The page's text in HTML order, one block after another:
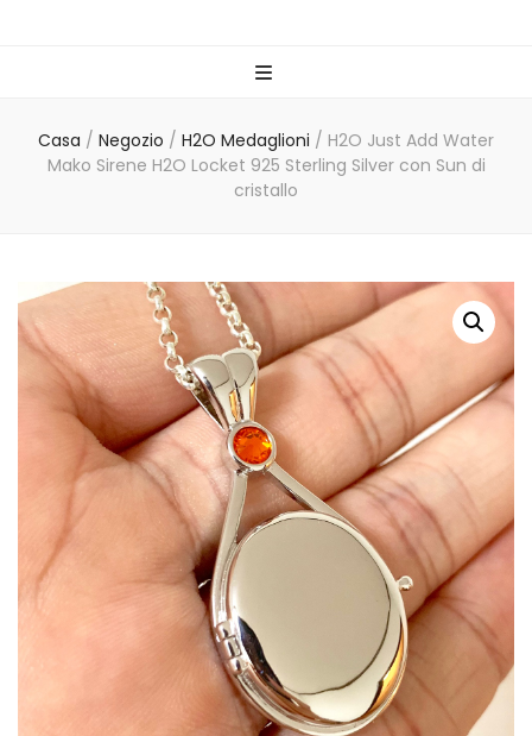
Casa / Negozio / H2O Medaglioni / H2O Just Add Water
Mako Sirene H2O Locket 925 Sterling Silver con Sun di
cristallo